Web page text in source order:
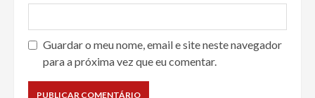
Guardar o meu nome, email e site neste navegador
para a próxima vez que eu comentar.